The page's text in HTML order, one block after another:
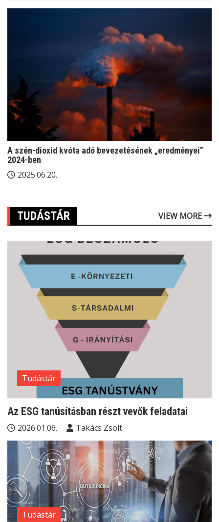
A szén-dioxid kvóta adó bevezetésének „eredményei”
2024-ben
2025.06.20.
TUDÁSTÁR VIEW MORE
Tudástár
Az ESG tanúsításban részt vevők feladatai
2026.01.06. Takács Zsolt
Tudástár